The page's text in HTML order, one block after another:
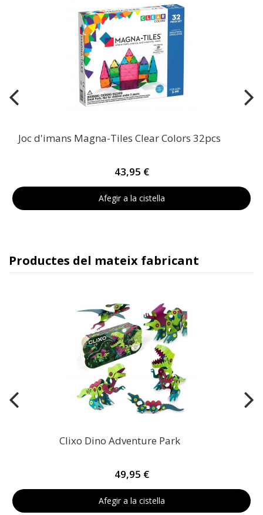
Joc d'imans Magna-Tiles Clear Colors 32pcs
43,95 €
Afegir a la cistella
Productes del mateix fabricant
Clixo Dino Adventure Park
49,95 €
Afegir a la cistella